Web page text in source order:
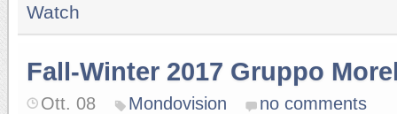
Watch
Fall-Winter 2017 Gruppo
Ott. 08 Mondovision no comments